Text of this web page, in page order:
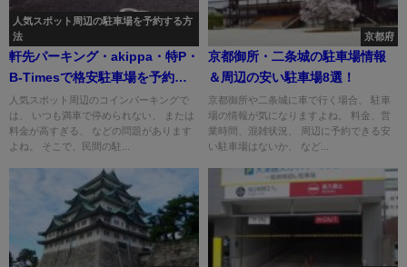
人気スポット周辺の駐車場を予約する方
法
軒先パーキング・akippa・特P・
B-Timesで格安駐車場を予約す
る方法
人気スポット周辺のコインパーキングで
は、 いつも満車で停められない、 または
料金が高すぎる、 などの問題があります
よね。 そこで、民間の駐...
京都府
京都御所・二条城の駐車場情報
＆周辺の安い駐車場8選！
京都御所や二条城に車で行く場合、 駐車
場の情報が気になりますよね。 料金、営
業時間、混雑状況、 周辺に予約できる安
い駐車場はないか、 など...